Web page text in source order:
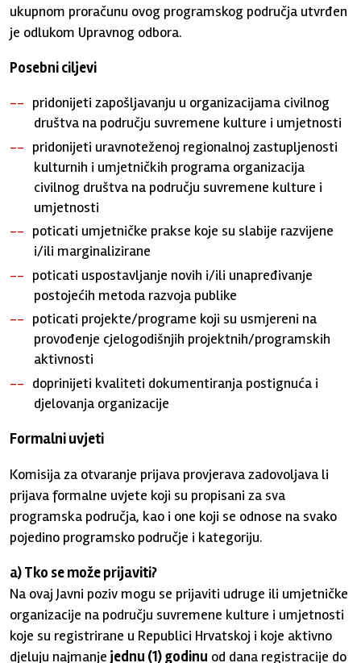
ukupnom proračunu ovog programskog područja utvrđen
je odlukom Upravnog odbora.
Posebni ciljevi
pridonijeti zapošljavanju u organizacijama civilnog
društva na području suvremene kulture i umjetnosti
pridonijeti uravnoteženoj regionalnoj zastupljenosti
kulturnih i umjetničkih programa organizacija
civilnog društva na području suvremene kulture i
umjetnosti
poticati umjetničke prakse koje su slabije razvijene
i/ili marginalizirane
poticati uspostavljanje novih i/ili unapređivanje
postojećih metoda razvoja publike
poticati projekte/programe koji su usmjereni na
provođenje cjelogodišnjih projektnih/programskih
aktivnosti
doprinijeti kvaliteti dokumentiranja postignuća i
djelovanja organizacije
Formalni uvjeti
Komisija za otvaranje prijava provjerava zadovoljava li
prijava formalne uvjete koji su propisani za sva
programska područja, kao i one koji se odnose na svako
pojedino programsko područje i kategoriju.
a) Tko se može prijaviti?
Na ovaj Javni poziv mogu se prijaviti udruge ili umjetničke
organizacije na području suvremene kulture i umjetnosti
koje su registrirane u Republici Hrvatskoj i koje aktivno
djeluju najmanje jednu (1) godinu od dana registracije do